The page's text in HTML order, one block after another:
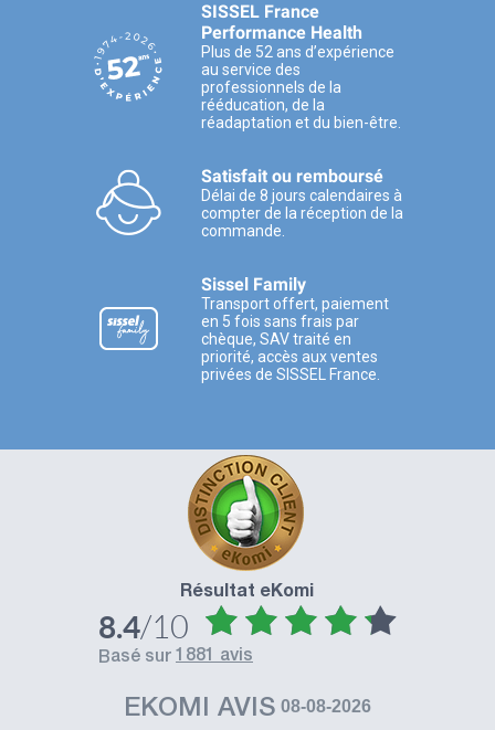
SISSEL France
Performance Health
Plus de 52 ans d’expérience
au service des
professionnels de la
rééducation, de la
réadaptation et du bien-être.
Satisfait ou remboursé
Délai de 8 jours calendaires à
compter de la réception de la
commande.
Sissel Family
Transport offert, paiement
en 5 fois sans frais par
chèque, SAV traité en
priorité, accès aux ventes
privées de SISSEL France.
Résultat eKomi
8.4/10
basé sur 1881 avis
EKOMI AVIS 08-08-2026